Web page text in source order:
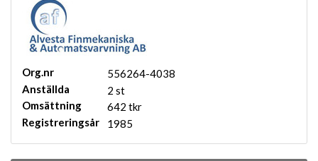
Org.nr
556264-4038
Anställda
2 st
Omsättning
642 tkr
Registreringsår
1985